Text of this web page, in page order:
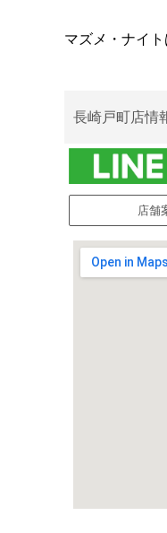
マズメ・ナイ
長崎戸町店情
店舗